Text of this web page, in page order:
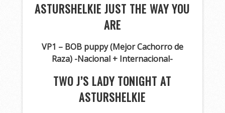
ASTURSHELKIE JUST THE WAY YOU
ARE
VP1 – BOB puppy (Mejor Cachorro de
Raza) -Nacional + Internacional-
TWO J’S LADY TONIGHT AT
ASTURSHELKIE